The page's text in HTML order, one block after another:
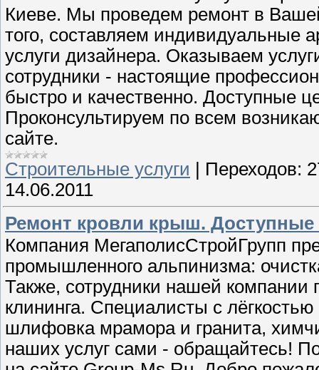
Киеве. Мы проведем ремонт в
того, составляем индивидуальные
услуги дизайнера. Оказываем
сотрудники - настоящие
быстро и качественно. Доступные
Проконсультируем по всем
сайте.
Строительные услуги | Переходов:
14.06.2011
Ремонт кровли крыш.
Компания МегаполисСтройГрупп
промышленного альпинизма:
Также, сотрудники нашей компании
клининга. Специалисты с
шлифовка мрамора и гранита,
наших услуг сами - обращайтесь!